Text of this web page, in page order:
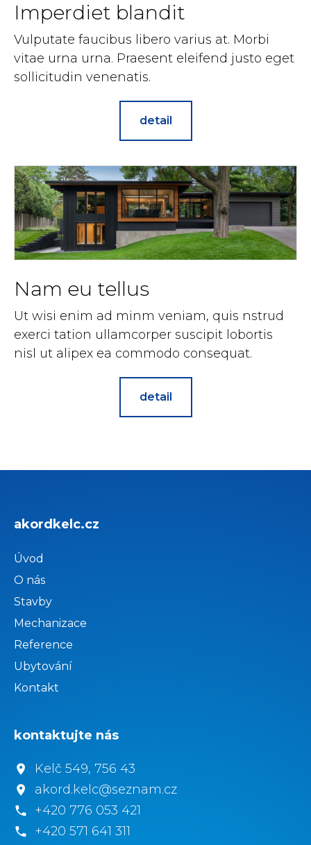
Imperdiet blandit
Vulputate faucibus libero varius at. Morbi
vitae urna urna. Praesent eleifend justo eget
sollicitudin venenatis.
detail
Nam eu tellus
Ut wisi enim ad minm veniam, quis nstrud
exerci tation ullamcorper suscipit lobortis
nisl ut alipex ea commodo consequat.
detail
akordkelc.cz
Úvod
O nás
Stavby
Mechanizace
Reference
Ubytování
Kontakt
kontaktujte nás
Kelč 549, 756 43
akord.kelc@seznam.cz
+420 776 053 421
+420 571 641 311